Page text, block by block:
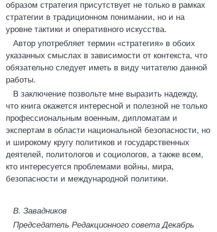
образом стратегия присутствует не только в рамках
стратегии в традиционном понимании, но и на
уровне тактики и оперативного искусства.
Автор употребляет термин «стратегия» в обоих
указанных смыслах в зависимости от контекста, что
обязательно следует иметь в виду читателю данной
работы.
В заключение позвольте мне выразить надежду,
что книга окажется интересной и полезной не только
профессиональным военным, дипломатам и
экспертам в области национальной безопасности, но
и широкому кругу политиков и государственных
деятелей, политологов и социологов, а также всем,
кто интересуется проблемами войны, мира,
безопасности и международной политики.
В. Завадников
Председатель Редакционного совета Декабрь